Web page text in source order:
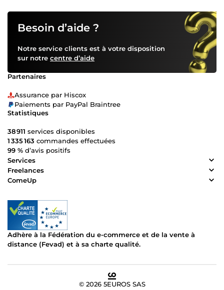
Besoin d’aide ?
Notre service clients est à votre disposition
sur notre centre d’aide
Partenaires
Assurance par Hiscox
Paiements par PayPal Braintree
Statistiques
38 911 services disponibles
1 335 163 commandes effectuées
99 % d’avis positifs
Services
Freelances
ComeUp
Adhère à la Fédération du e-commerce et de la vente à
distance (Fevad) et à sa charte qualité.
© 2026 5EUROS SAS